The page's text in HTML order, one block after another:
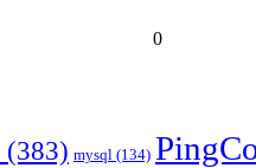
0
(383) mysql (134)